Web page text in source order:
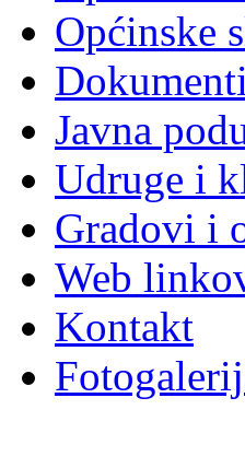
Općinske
Javna
Udruge i
Gradovi i
Web
Kontakt